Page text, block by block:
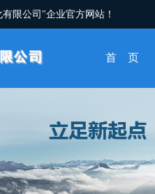
限公司"企业官方网站！
首 页